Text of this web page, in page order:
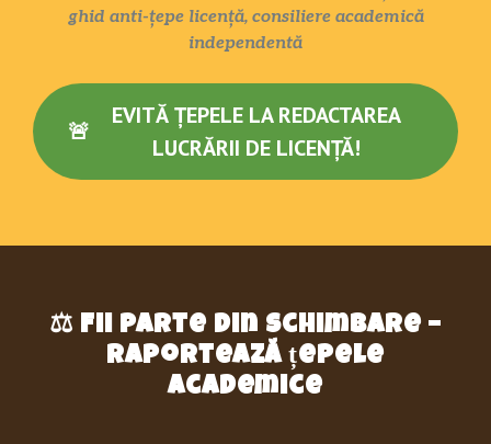
ghid anti-țepe licență, consiliere academică
independentă
🚨
EVITĂ ȚEPELE LA REDACTAREA
LUCRĂRII DE LICENȚĂ!
⚖️ Fii parte din schimbare –
raportează țepele
academice